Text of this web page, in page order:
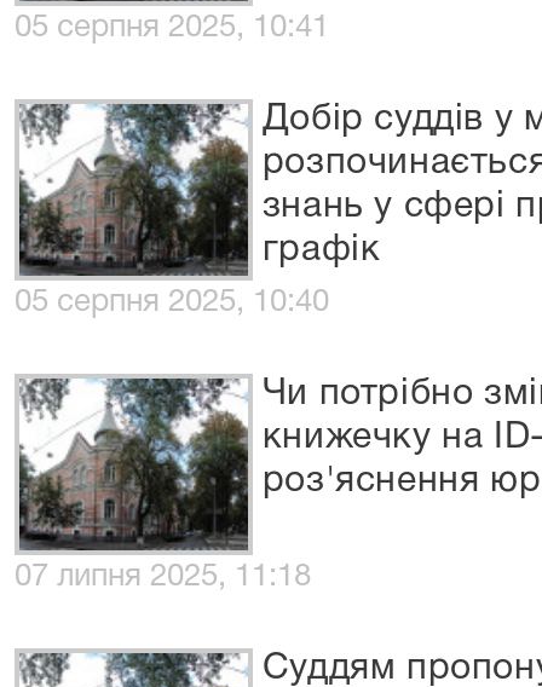
05 серпня 2025, 10:41
Добір суддів у
знань у сфері
графік
05 серпня 2025, 10:40
Чи потрібно
книжечку на
роз'яснення
07 липня 2025, 11:18
Суддям